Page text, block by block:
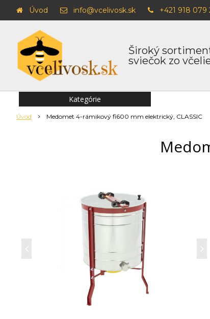
Široký
sviečok zo
Úvod info@vcelivosk.sk +421 918 079
Úvod Medomet 4-rámikový fi600 mm elektrický, CLASSIC
Kategórie